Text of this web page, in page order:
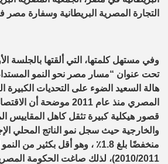
التجارة المصرية البريطانية وسفارة مصر
وفي مستهل كلمتها، التي ألقتها بالجلسة
تحت عنوان “مسار مصر نحو النمو
هالة السعيد الضوء على التحديات الكبيرة
المصري منذ عام 2011
قصور هيكلية كبيرة تثقل كاهل المقاييس
والخارجية حيث سجل نمو الناتج المحلي
منخفضًا بلغ 1.8٪ ، وهو أقل بكثير من